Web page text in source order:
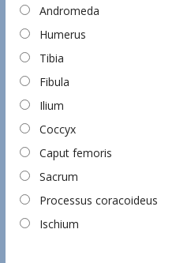
Andromeda
Humerus
Tibia
Fibula
Ilium
Coccyx
Caput femoris
Sacrum
Processus coracoideus
Ischium